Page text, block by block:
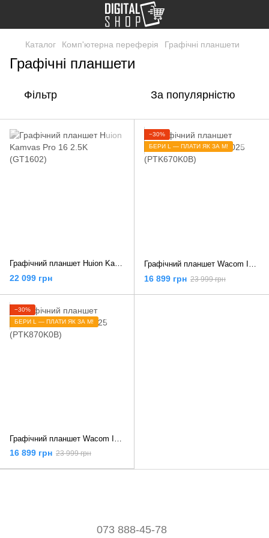
Каталог Комп'ютерна переферія Графічні планшети
Графічні планшети
Фільтр За популярністю
Графічний планшет Huion Kamvas Pro 16 2.5K (GT1602)
22 099 грн
−30%
БЕРИ L — ПЛАТИ ЯК ЗА M!
Графічний планшет Wacom Intuos Pro M 2025 (PTK670K0B)
16 899 грн 23 999 грн
−30%
БЕРИ L — ПЛАТИ ЯК ЗА M!
16 899 грн 23 999 грн
073 888-45-78